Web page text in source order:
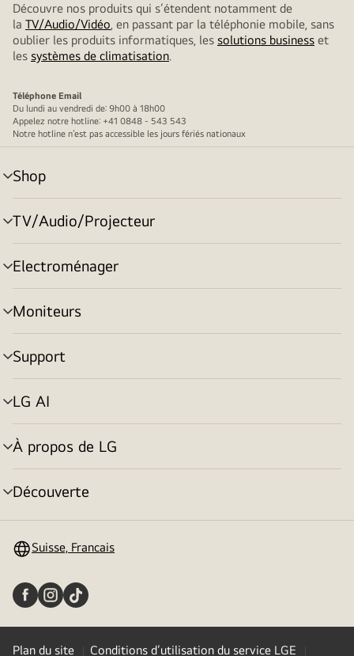
Découvre nos produits qui s’étendent notamment de
la TV/Audio/Vidéo, en passant par la téléphonie mobile, sans
oublier les produits informatiques, les solutions business et
les systèmes de climatisation.
Téléphone Email
Du lundi au vendredi de: 9h00 à 18h00
Appelez notre hotline: +41 0848 - 543 543
Notre hotline n’est pas accessible les jours fériés nationaux
Shop
menu
déroulant
TV/Audio/Projecteur
menu
déroulant
Electroménager
menu
déroulant
Moniteurs
menu
déroulant
Support
menu
déroulant
LG AI
menu
déroulant
À propos de LG
menu
déroulant
Découverte
menu
Suisse, Francais
Plan du site Conditions d’utilisation du service LGE